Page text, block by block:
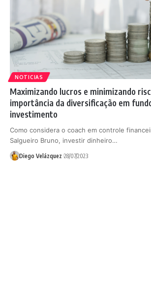
NOTICIAS
Maximizando lucros e minimizando
importância da diversificação em
investimento
Como considera o coach em controle
Salgueiro Bruno, investir dinheiro…
Diego Velázquez 28/07/2023